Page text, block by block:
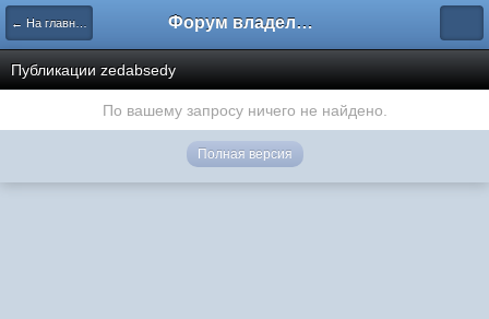
← На главную Форум владельцев интернет-магазинов
Публикации zedabsedy
По вашему запросу ничего не найдено.
Полная версия